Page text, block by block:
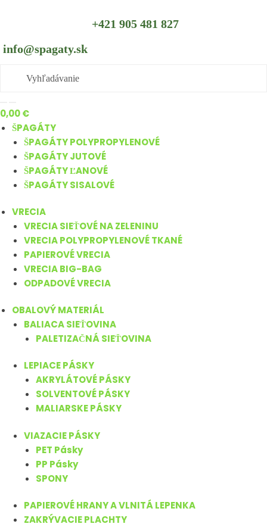
+421 905 481 827
info@spagaty.sk
0,00€
ŠPAGÁTY
ŠPAGÁTY POLYPROPYLENOVÉ
ŠPAGÁTY JUTOVÉ
ŠPAGÁTY ĽANOVÉ
ŠPAGÁTY SISALOVÉ
VRECIA
VRECIA SIEŤOVÉ NA ZELENINU
VRECIA POLYPROPYLENOVÉ TKANÉ
PAPIEROVÉ VRECIA
VRECIA BIG-BAG
ODPADOVÉ VRECIA
OBALOVÝ MATERIÁL
BALIACA SIEŤOVINA
PALETIZAČNÁ SIEŤOVINA
LEPIACE PÁSKY
AKRYLÁTOVÉ PÁSKY
SOLVENTOVÉ PÁSKY
MALIARSKE PÁSKY
VIAZACIE PÁSKY
PET Pásky
PP Pásky
SPONY
PAPIEROVÉ HRANY A VLNITÁ LEPENKA
ZAKRÝVACIE PLACHTY